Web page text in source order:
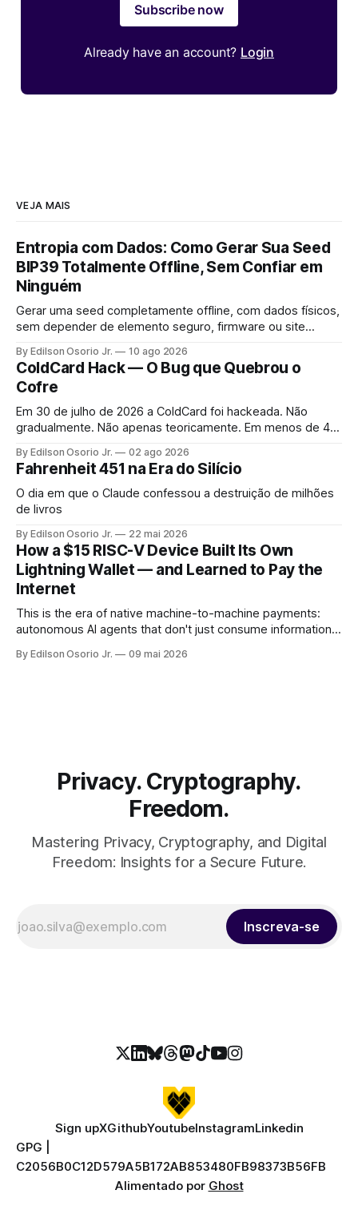
Subscribe now
Already have an account? Login
VEJA MAIS
Entropia com Dados: Como Gerar Sua Seed
BIP39 Totalmente Offline, Sem Confiar em
Ninguém
Gerar uma seed completamente offline, com dados físicos,
sem depender de elemento seguro, firmware ou site
By Edilson Osorio Jr. 10 ago 2026
ColdCard Hack — O Bug que Quebrou o
Cofre
Em 30 de julho de 2026 a ColdCard foi hackeada. Não
gradualmente. Não apenas teoricamente. Em menos de 41
By Edilson Osorio Jr. 02 ago 2026
Fahrenheit 451 na Era do Silício
O dia em que o Claude confessou a destruição de milhões
de livros
By Edilson Osorio Jr. 22 mai 2026
How a $15 RISC-V Device Built Its Own
Lightning Wallet — and Learned to Pay the
Internet
This is the era of native machine-to-machine payments:
autonomous AI agents that don't just consume information,
the internet's own protocol.
By Edilson Osorio Jr. 09 mai 2026
Privacy. Cryptography.
Freedom.
Mastering Privacy, Cryptography, and Digital
Freedom: Insights for a Secure Future.
Inscreva-se
Sign upXGithubYoutubeInstagramLinkedin
GPG |
C2056B0C12D579A5B172AB853480FB98373B56FB
Alimentado por Ghost